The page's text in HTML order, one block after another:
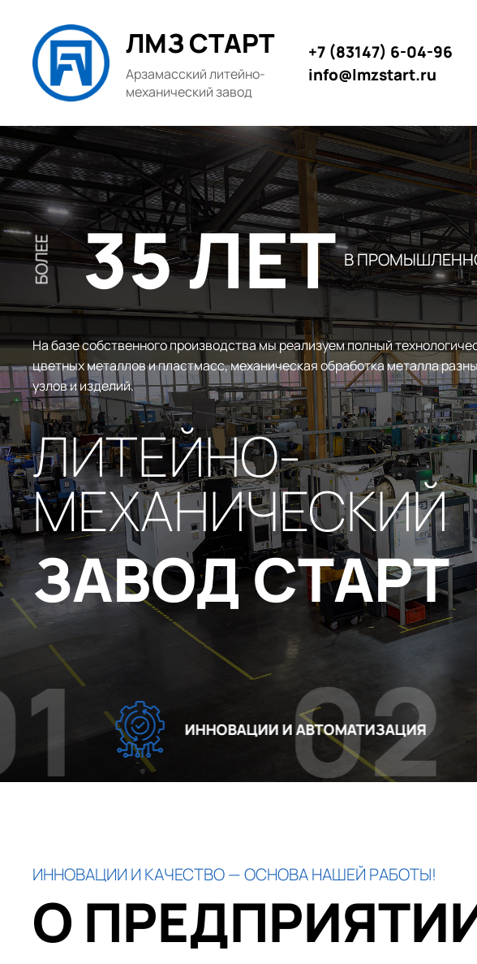
ЛМЗ СТАРТ
Арзамасский литейно-
механический завод
+7 (83147) 6-04-96
info@lmzstart.ru
БОЛЕЕ 35 ЛЕТ В
На базе собственного производства мы реализуем полный
цветных металлов и пластмасс, механическая обработка металла
узлов и изделий.
ЛИТЕЙНО-
МЕХАНИЧЕСКИЙ
ЗАВОД СТАРТ
ИННОВАЦИИ И АВТОМАТИЗАЦИЯ
02
ИННОВАЦИИ И КАЧЕСТВО — ОСНОВА НАШЕЙ РАБОТЫ!
О